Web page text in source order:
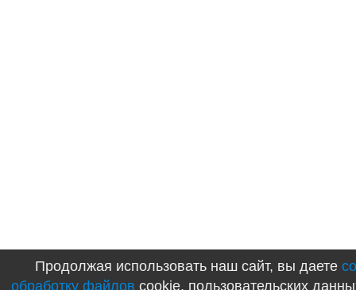
Продолжая использовать наш сайт, вы даете
обработку файлов cookie, пользовательских